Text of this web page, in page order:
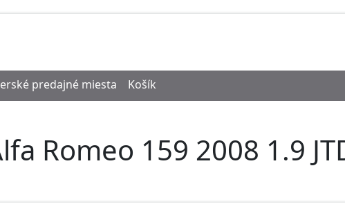
predajné miesta Košík
Romeo 159 2008 1.9